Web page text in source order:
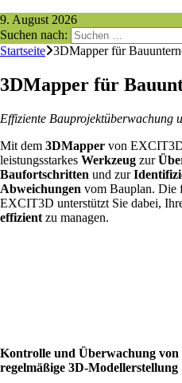
9. August 2026
Suchen nach:
Startseite 3DMapper für
3DMapper für
Effiziente Bauprojektüberwachung
Mit dem 3DMapper von
leistungsstarkes Werkzeug zur
Baufortschritten und zur
Abweichungen vom Bauplan. Die
EXCIT3D unterstützt Sie dabei,
effizient zu managen.
Kontrolle und Überwachung
regelmäßige 3D-Modellerstellung